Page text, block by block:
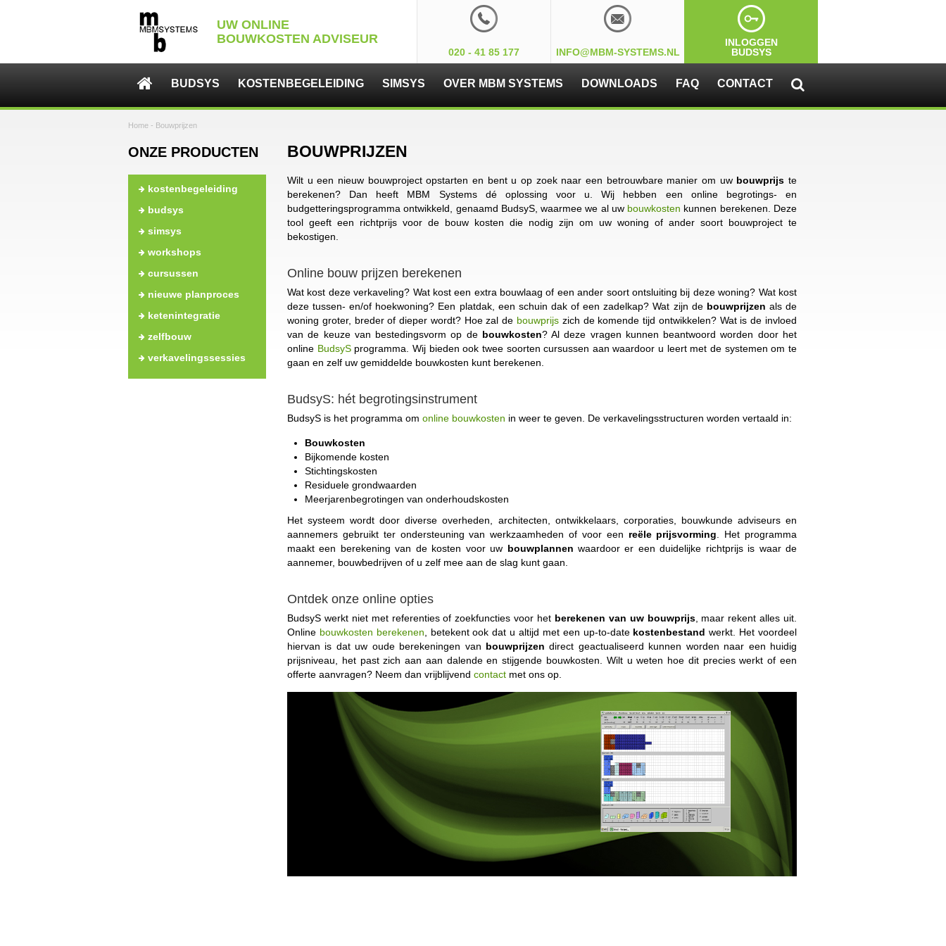
INLOGGEN
BUDSYS
INFO@MBM-SYSTEMS.NL
020 - 41 85 177
UW ONLINE
BOUWKOSTEN ADVISEUR
 BUDSYS KOSTENBEGELEIDING SIMSYS OVER MBM SYSTEMS DOWNLOADS FAQ CONTACT 
Home - Bouwprijzen
ONZE PRODUCTEN
kostenbegeleiding
budsys
simsys
workshops
cursussen
nieuwe planproces
ketenintegratie
zelfbouw
verkavelingssessies
BOUWPRIJZEN
Wilt u een nieuw bouwproject opstarten en bent u op zoek naar een betrouwbare manier om uw bouwprijste
berekenen? Dan heeft MBM Systems dé oplossing voor u. Wij hebben een online begrotings- en
budgetteringsprogramma ontwikkeld, genaamd BudsyS, waarmee we al uw bouwkosten kunnen berekenen. Deze
tool geeft een richtprijs voor de bouw kosten die nodig zijn om uw woning of ander soort bouwproject te
bekostigen.
Online bouw prijzen berekenen
Wat kost deze verkaveling? Wat kost een extra bouwlaag of een ander soort ontsluiting bij deze woning? Wat kost
deze tussen- en/of hoekwoning? Een platdak, een schuin dak of een zadelkap? Wat zijn de bouwprijzen als de
woning groter, breder of dieper wordt? Hoe zal de bouwprijs zich de komende tijd ontwikkelen? Wat is de invloed
van de keuze van bestedingsvorm op de bouwkosten? Al deze vragen kunnen beantwoord worden door het
online BudsySprogramma. Wij bieden ook twee soorten cursussen aan waardoor u leert met de systemen om te
gaan en zelf uw gemiddelde bouwkosten kunt berekenen.
BudsyS: hét begrotingsinstrument
BudsyS is het programma om online bouwkosten in weer te geven. De verkavelingsstructuren worden vertaald in:
Bouwkosten
Bijkomende kosten
Stichtingskosten
Residuele grondwaarden
Meerjarenbegrotingen van onderhoudskosten
Het systeem wordt door diverse overheden, architecten, ontwikkelaars, corporaties, bouwkunde adviseurs en
aannemers gebruikt ter ondersteuning van werkzaamheden of voor een reële prijsvorming . Het programma
maakt een berekening van de kosten voor uw bouwplannen waardoor er een duidelijke richtprijs is waar de
aannemer, bouwbedrijven of u zelf mee aan de slag kunt gaan.
Ontdek onze online opties
BudsyS werkt niet met referenties of zoekfuncties voor het berekenen van uw bouwprijs, maar rekent alles uit.
Online bouwkosten berekenen , betekent ook dat u altijd met een up-to-date kostenbestandwerkt. Het voordeel
hiervan is dat uw oude berekeningen van bouwprijzendirect geactualiseerd kunnen worden naar een huidig
prijsniveau, het past zich aan aan dalende en stijgende bouwkosten. Wilt u weten hoe dit precies werkt of een
offerte aanvragen? Neem dan vrijblijvend contact met ons op.